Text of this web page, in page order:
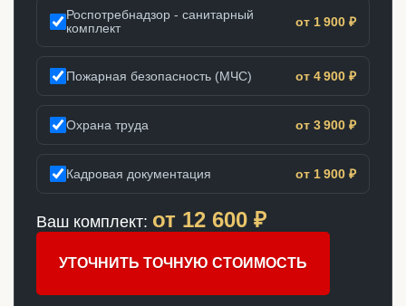
Роспотребнадзор - санитарный
комплект
от 1 900 ₽
Пожарная безопасность (МЧС) от 4 900 ₽
Охрана труда от 3 900 ₽
Кадровая документация от 1 900 ₽
Ваш комплект: от 12 600 ₽
УТОЧНИТЬ ТОЧНУЮ СТОИМОСТЬ